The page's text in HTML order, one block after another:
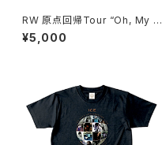
RW 原点回帰Tour “Oh, My G
od” Tシャツ "Positive Film 1
985" BLACK
¥5,000